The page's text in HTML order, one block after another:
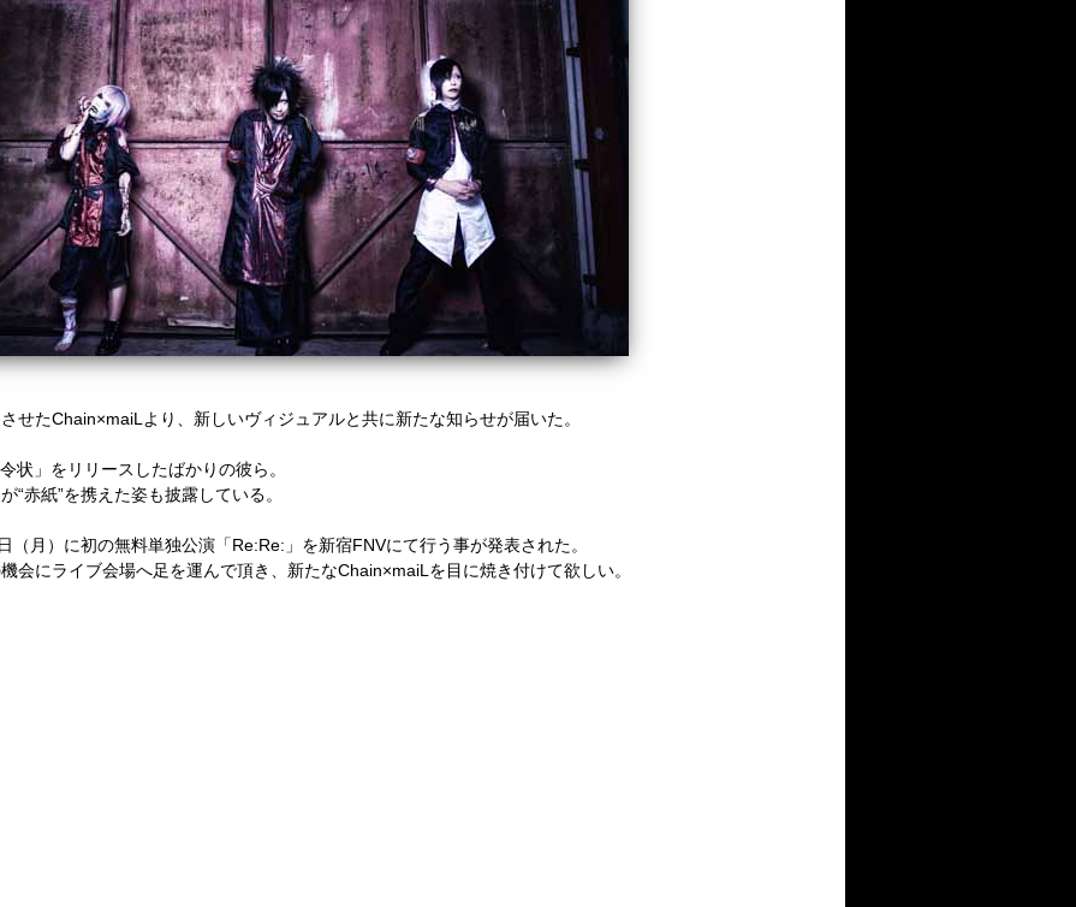
せたChain×maiLより、新しいヴィジュアルと共に新たな知らせが届いた。
状」をリリースしたばかりの彼ら。
“赤紙”を携えた姿も披露している。
（月）に初の無料単独公演「Re:Re:」を新宿FNVにて行う事が発表された。
会にライブ会場へ足を運んで頂き、新たなChain×maiLを目に焼き付けて欲しい。